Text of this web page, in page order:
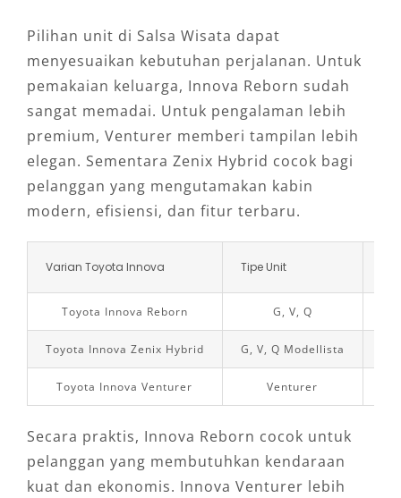
Pilihan unit di Salsa Wisata dapat
menyesuaikan kebutuhan perjalanan. Untuk
pemakaian keluarga, Innova Reborn sudah
sangat memadai. Untuk pengalaman lebih
premium, Venturer memberi tampilan lebih
elegan. Sementara Zenix Hybrid cocok bagi
pelanggan yang mengutamakan kabin
modern, efisiensi, dan fitur terbaru.
Varian Toyota Innova Tipe Unit
Toyota Innova Reborn G, V, Q
Toyota Innova Zenix Hybrid G, V, Q Modellista
Toyota Innova Venturer Venturer
Secara praktis, Innova Reborn cocok untuk
pelanggan yang membutuhkan kendaraan
kuat dan ekonomis. Innova Venturer lebih